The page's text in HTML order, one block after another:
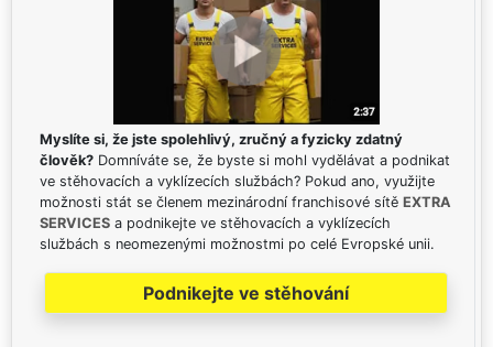
Myslíte si, že jste spolehlivý, zručný a fyzicky zdatný
člověk? Domníváte se, že byste si mohl vydělávat a podnikat
ve stěhovacích a vyklízecích službách? Pokud ano, využijte
možnosti stát se členem mezinárodní franchisové sítě EXTRA
SERVICES a podnikejte ve stěhovacích a vyklízecích
službách s neomezenými možnostmi po celé Evropské unii.
Podnikejte ve stěhování